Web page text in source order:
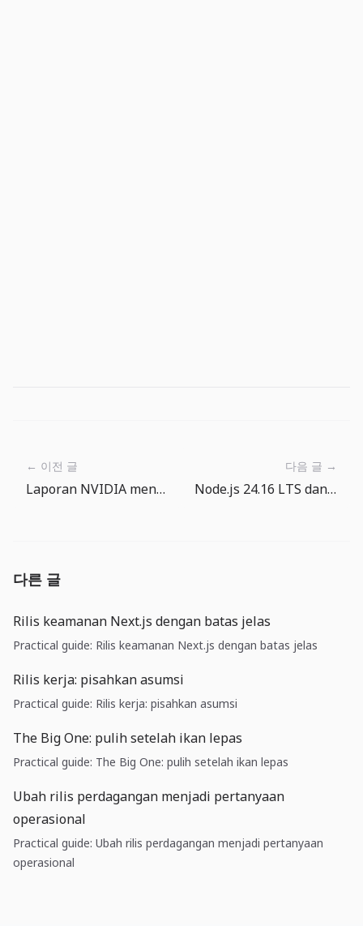
← 이전 글
Laporan NVIDIA menjelaskan ekonomi baru infrastruktur AI
다음 글 →
Node.js 24.16 LTS dan 26 Current: upgrade runtime kini perlu checklist
다른 글
Rilis keamanan Next.js dengan batas jelas
Practical guide: Rilis keamanan Next.js dengan batas jelas
Rilis kerja: pisahkan asumsi
Practical guide: Rilis kerja: pisahkan asumsi
The Big One: pulih setelah ikan lepas
Practical guide: The Big One: pulih setelah ikan lepas
Ubah rilis perdagangan menjadi pertanyaan
operasional
Practical guide: Ubah rilis perdagangan menjadi pertanyaan
operasional